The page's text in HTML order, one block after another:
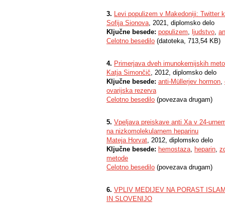
3. Levi populizem v Makedoniji: Twitter
Sofija Sionova, 2021, diplomsko delo
Ključne besede: populizem, ljudstvo,
Celotno besedilo (datoteka, 713,54 KB)
4. Primerjava dveh imunokemijskih
Katja Simončič, 2012, diplomsko delo
Ključne besede: anti-Müllerjev hormon,
ovarijska rezerva
Celotno besedilo (povezava drugam)
5. Vpeljava preiskave anti Xa v 24-
na nizkomolekularnem heparinu
Mateja Horvat, 2012, diplomsko delo
Ključne besede: hemostaza, heparin,
metode
Celotno besedilo (povezava drugam)
6. VPLIV MEDIJEV NA PORAST
IN SLOVENIJO